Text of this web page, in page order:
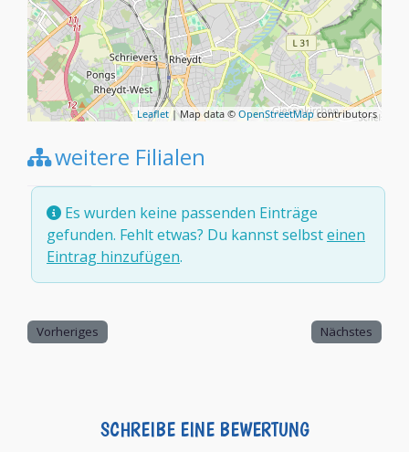
Leaflet| Map data © OpenStreetMapcontributors
weitere Filialen
Es wurden keine passenden Einträge
gefunden. Fehlt etwas? Du kannst selbsteinen
Eintrag hinzufügen.
Vorheriges Nächstes
SCHREIBE EINE BEWERTUNG